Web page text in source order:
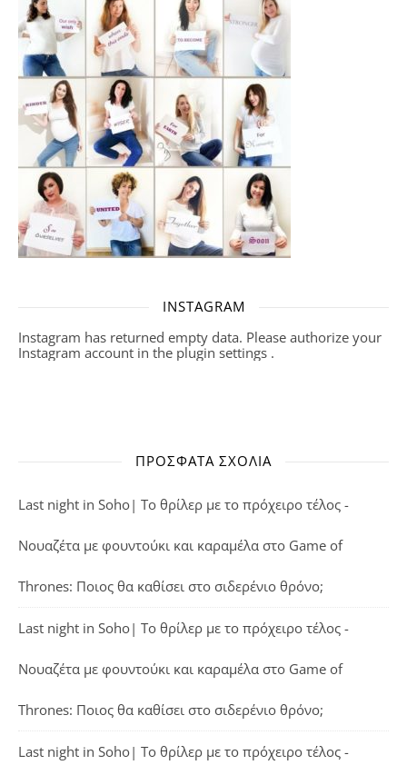
INSTAGRAM
Instagram has returned empty data. Please authorize your
Instagram account in the plugin settings .
ΠΡΌΣΦΑΤΑ ΣΧΌΛΙΑ
Last night in Soho| Το θρίλερ με το πρόχειρο τέλος -
Νουαζέτα με φουντούκι και καραμέλα στο Game of
Thrones: Ποιος θα καθίσει στο σιδερένιο θρόνο;
Last night in Soho| Το θρίλερ με το πρόχειρο τέλος -
Νουαζέτα με φουντούκι και καραμέλα στο Game of
Thrones: Ποιος θα καθίσει στο σιδερένιο θρόνο;
Last night in Soho| Το θρίλερ με το πρόχειρο τέλος -